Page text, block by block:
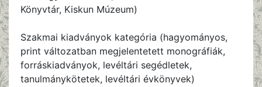
Könyvtár, Kiskun Múzeum)
Szakmai kiadványok kategória (hagyományos,
print változatban megjelentetett monográfiák,
forráskiadványok, levéltári segédletek,
tanulmánykötetek, levéltári évkönyvek)